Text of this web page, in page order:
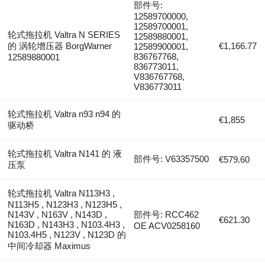
轮式拖拉机 Valtra N SERIES
的 涡轮增压器 BorgWarner
12589880001
部件号:
12589700000,
12589700001,
12589880001,
12589900001,
836767768,
836773011,
V836767768,
V836773011
€1,166.77
轮式拖拉机 Valtra n93 n94 的
驱动桥
€1,855
轮式拖拉机 Valtra N141 的 液
压泵
部件号: V63357500 €579.60
轮式拖拉机 Valtra N113H3 ,
N113H5 , N123H3 , N123H5 ,
N143V , N163V , N143D ,
N163D , N143H3 , N103.4H3 ,
N103.4H5 , N123V , N123D 的
中间冷却器 Maximus
部件号: RCC462
OE ACV0258160
€621.30